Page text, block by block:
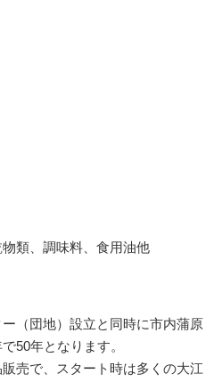
類、調味料、食用油他
（団地）設立と同時に市内蒲原
50年となります。
売で、スタート時は多くの大江